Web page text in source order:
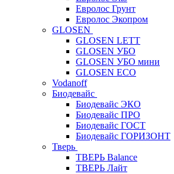
Евролос Грунт
Евролос Экопром
GLOSEN
GLOSEN LETT
GLOSEN УБО
GLOSEN УБО мини
GLOSEN ECO
Vodanoff
Биодевайс
Биодевайс ЭКО
Биодевайс ПРО
Биодевайс ГОСТ
Биодевайс ГОРИЗОНТ
Тверь
ТВЕРЬ Balance
ТВЕРЬ Лайт